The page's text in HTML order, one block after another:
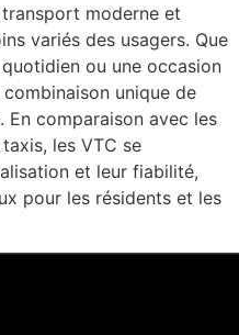
moderne et
variés des usagers. Que
ou une occasion
unique de
comparaison avec les
les VTC se
et leur fiabilité,
pour les résidents et les